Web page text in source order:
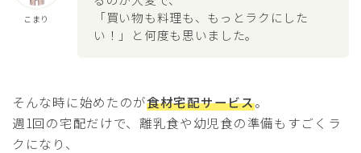
こまり
「買い物も料理も、もっとラクにした
い！」と何度も思いました。
そんな時に始めたのが食材宅配サービス。
週1回の宅配だけで、離乳食や幼児食の準備もすごくラ
クになり、